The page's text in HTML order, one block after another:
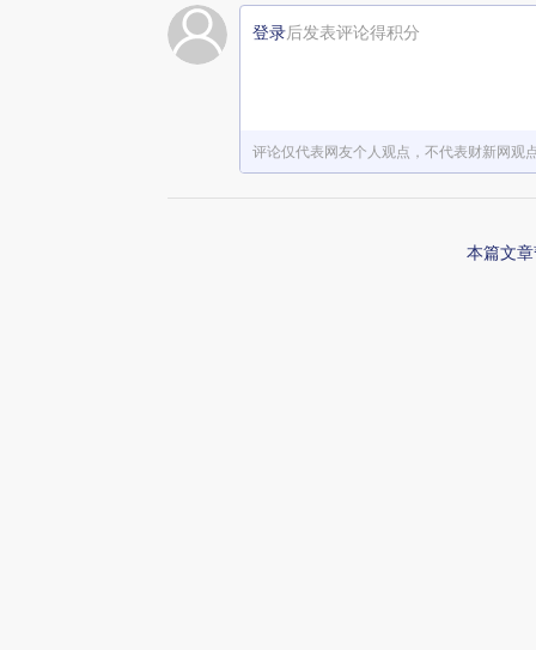
登录后发表评论得积分
评论仅代表网友个人观点，不代表财新网观
本篇文